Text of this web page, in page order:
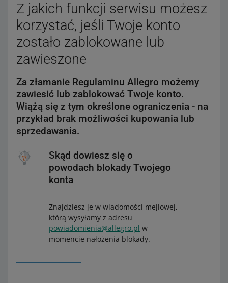
Z jakich funkcji serwisu możesz
korzystać, jeśli Twoje konto
zostało zablokowane lub
zawieszone
Za złamanie Regulaminu Allegro możemy
zawiesić lub zablokować Twoje konto.
Wiążą się z tym określone ograniczenia - na
przykład brak możliwości kupowania lub
sprzedawania.
Skąd dowiesz się o
powodach blokady Twojego
konta
Znajdziesz je w wiadomości mejlowej,
którą wysyłamy z adresu
powiadomienia@allegro.pl w
momencie nałożenia blokady.